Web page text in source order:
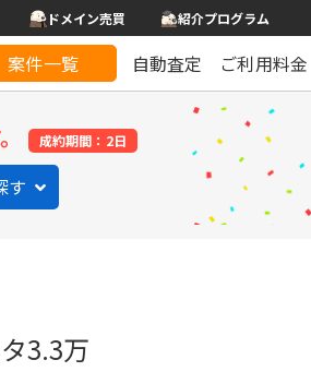
ドメイン売買 紹介プログラム
案件一覧 自動査定 ご利用料金
成約期間：2日
す
3.3万